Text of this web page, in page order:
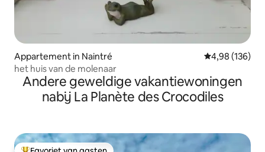
Appartement in Naintré Gemiddelde
4,98 (136)
het huis van de molenaar
Andere geweldige vakantiewoningen
nabij La Planète des Crocodiles